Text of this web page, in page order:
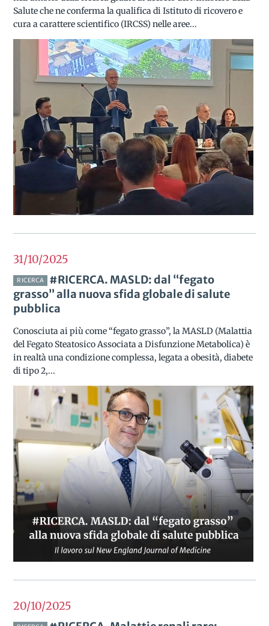
Salute che ne conferma la qualifica di Istituto di ricovero e
cura a carattere scientifico (IRCSS) nelle aree...
31/102025
RICERCA
#RICERCA. MASLD: dal “fegato
grasso” alla nuova sfida globale di salute
pubblica
Conosciuta ai più come “fegato grasso”, la MASLD (Malattia
del Fegato Steatosico Associata a Disfunzione Metabolica) è
in realtà una condizione complessa, legata a obesità, diabete
di tipo 2,...
20/102025